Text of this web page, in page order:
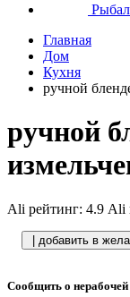
Главная
Дом
Кухня
ручной
ручной
Ali рейтинг: 4.9 Ali
| добавить в
Сообщить о